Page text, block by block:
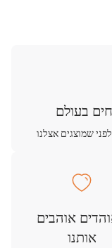
בעולם
שמוצגים אצלנו
אוהבים
אותנו